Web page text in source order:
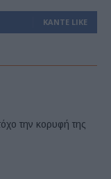
ΚΆΝΤΕ LIKE
την κορυφή της